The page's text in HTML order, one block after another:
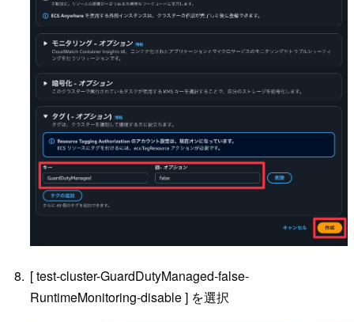
[ test-cluster-GuardDutyManaged-false-
RuntimeMonitoring-disable ] を選択